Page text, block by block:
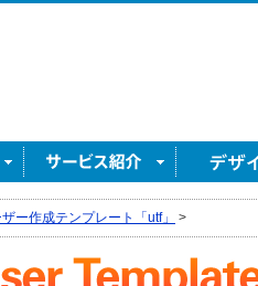
ー作成テンプレート「utf」 >